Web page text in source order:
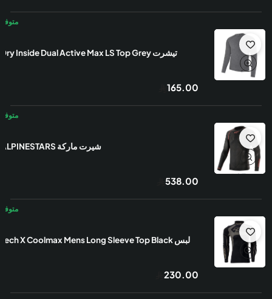
تيشرت Dry Inside Dual Active Max LS Top Grey
165.00
شيرت ماركة ALPINESTARS
538.00
لبس Tech X Coolmax Mens Long Sleeve Top Black
230.00